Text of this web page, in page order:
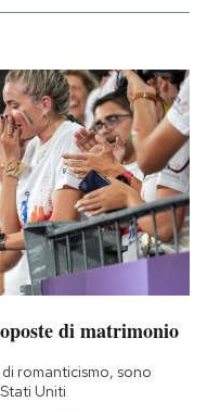
di matrimonio
romanticismo, sono
Uniti